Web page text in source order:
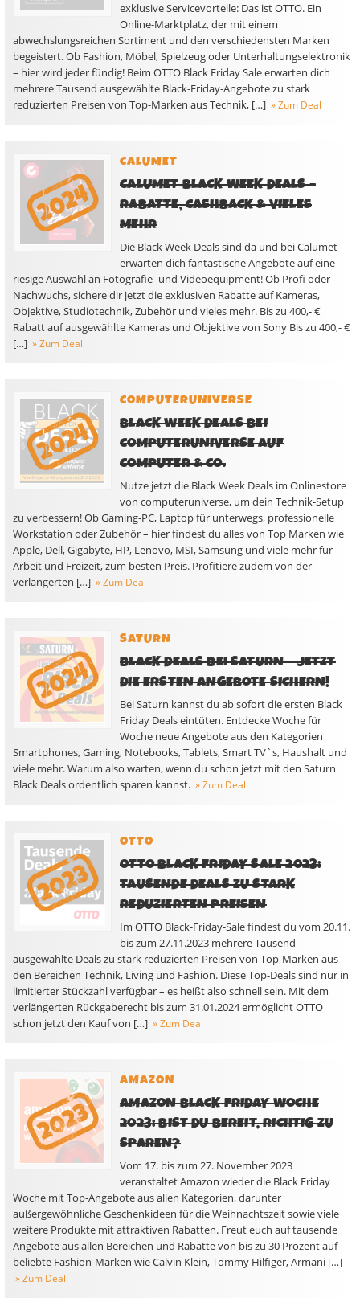
exklusive Servicevorteile: Das ist OTTO. Ein
Online-Marktplatz, der mit einem
abwechslungsreichen Sortiment und den verschiedensten Marken
begeistert. Ob Fashion, Möbel, Spielzeug oder Unterhaltungselektronik
– hier wird jeder fündig! Beim OTTO Black Friday Sale erwarten dich
mehrere Tausend ausgewählte Black-Friday-Angebote zu stark
reduzierten Preisen von Top-Marken aus Technik, […] » Zum Deal
CALUMET
CALUMET BLACK WEEK DEALS –
RABATTE, CASHBACK & VIELES
MEHR
Die Black Week Deals sind da und bei Calumet
erwarten dich fantastische Angebote auf eine
riesige Auswahl an Fotografie- und Videoequipment! Ob Profi oder
Nachwuchs, sichere dir jetzt die exklusiven Rabatte auf Kameras,
Objektive, Studiotechnik, Zubehör und vieles mehr. Bis zu 400,- €
Rabatt auf ausgewählte Kameras und Objektive von Sony Bis zu 400,- €
[…] » Zum Deal
COMPUTERUNIVERSE
BLACK WEEK DEALS BEI
COMPUTERUNIVERSE AUF
COMPUTER & CO.
Nutze jetzt die Black Week Deals im Onlinestore
von computeruniverse, um dein Technik-Setup
zu verbessern! Ob Gaming-PC, Laptop für unterwegs, professionelle
Workstation oder Zubehör – hier findest du alles von Top Marken wie
Apple, Dell, Gigabyte, HP, Lenovo, MSI, Samsung und viele mehr für
Arbeit und Freizeit, zum besten Preis. Profitiere zudem von der
verlängerten […] » Zum Deal
SATURN
BLACK DEALS BEI SATURN – JETZT
DIE ERSTEN ANGEBOTE SICHERN!
Bei Saturn kannst du ab sofort die ersten Black
Friday Deals eintüten. Entdecke Woche für
Woche neue Angebote aus den Kategorien
Smartphones, Gaming, Notebooks, Tablets, Smart TV`s, Haushalt und
viele mehr. Warum also warten, wenn du schon jetzt mit den Saturn
Black Deals ordentlich sparen kannst. » Zum Deal
OTTO
OTTO BLACK FRIDAY SALE 2023:
TAUSENDE DEALS ZU STARK
REDUZIERTEN PREISEN
Im OTTO Black-Friday-Sale findest du vom 20.11.
bis zum 27.11.2023 mehrere Tausend
ausgewählte Deals zu stark reduzierten Preisen von Top-Marken aus
den Bereichen Technik, Living und Fashion. Diese Top-Deals sind nur in
limitierter Stückzahl verfügbar – es heißt also schnell sein. Mit dem
verlängerten Rückgaberecht bis zum 31.01.2024 ermöglicht OTTO
schon jetzt den Kauf von […] » Zum Deal
AMAZON
AMAZON BLACK FRIDAY WOCHE
2023: BIST DU BEREIT, RICHTIG ZU
SPAREN?
Vom 17. bis zum 27. November 2023
veranstaltet Amazon wieder die Black Friday
Woche mit Top-Angebote aus allen Kategorien, darunter
außergewöhnliche Geschenkideen für die Weihnachtszeit sowie viele
weitere Produkte mit attraktiven Rabatten. Freut euch auf tausende
Angebote aus allen Bereichen und Rabatte von bis zu 30 Prozent auf
beliebte Fashion-Marken wie Calvin Klein, Tommy Hilfiger, Armani […]
» Zum Deal